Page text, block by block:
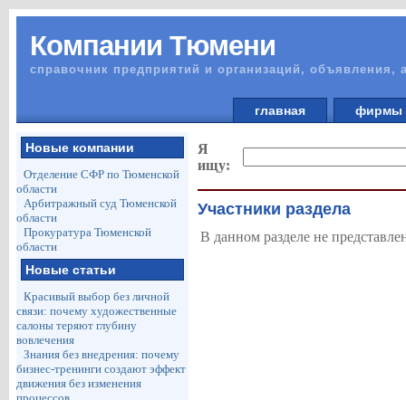
Компании Тюмени
справочник предприятий и организаций, объявления,
главная
Новые компании
Отделение СФР по Тюменской
области
Арбитражный суд Тюменской
области
Прокуратура Тюменской
области
Новые статьи
Красивый выбор без личной
связи: почему художественные
салоны теряют глубину
вовлечения
Знания без внедрения: почему
бизнес-тренинги создают эффект
движения без изменения
Я
ищу:
Участники раздела
В данном разделе не